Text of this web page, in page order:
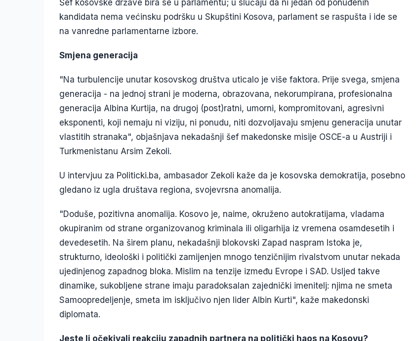
Šef kosovske države bira se u parlamentu; u slučaju da ni jedan od ponuđenih
kandidata nema većinsku podršku u Skupštini Kosova, parlament se raspušta i ide se
na vanredne parlamentarne izbore.
Smjena generacija
"Na turbulencije unutar kosovskog društva uticalo je više faktora. Prije svega, smjena
generacija - na jednoj strani je moderna, obrazovana, nekorumpirana, profesionalna
generacija Albina Kurtija, na drugoj (post)ratni, umorni, kompromitovani, agresivni
eksponenti, koji nemaju ni viziju, ni ponudu, niti dozvoljavaju smjenu generacija unutar
vlastitih stranaka", objašnjava nekadašnji šef makedonske misije OSCE-a u Austriji i
Turkmenistanu Arsim Zekoli.
U intervjuu za Politicki.ba, ambasador Zekoli kaže da je kosovska demokratija, posebno
gledano iz ugla društava regiona, svojevrsna anomalija.
"Doduše, pozitivna anomalija. Kosovo je, naime, okruženo autokratijama, vladama
okupiranim od strane organizovanog kriminala ili oligarhija iz vremena osamdesetih i
devedesetih. Na širem planu, nekadašnji blokovski Zapad naspram Istoka je,
strukturno, ideološki i politički zamijenjen mnogo tenzičnijim rivalstvom unutar nekada
ujedinjenog zapadnog bloka. Mislim na tenzije između Evrope i SAD. Usljed takve
dinamike, sukobljene strane imaju paradoksalan zajednički imenitelj: njima ne smeta
Samoopredeljenje, smeta im isključivo njen lider Albin Kurti", kaže makedonski
diplomata.
Jeste li očekivali reakciju zapadnih partnera na politički haos na Kosovu?